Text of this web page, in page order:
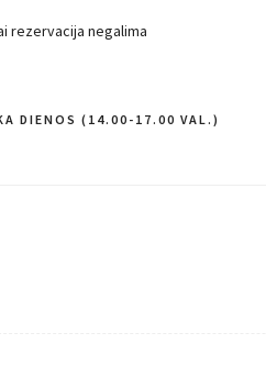
rezervacija negalima
DIENOS (14.00-17.00 VAL.)